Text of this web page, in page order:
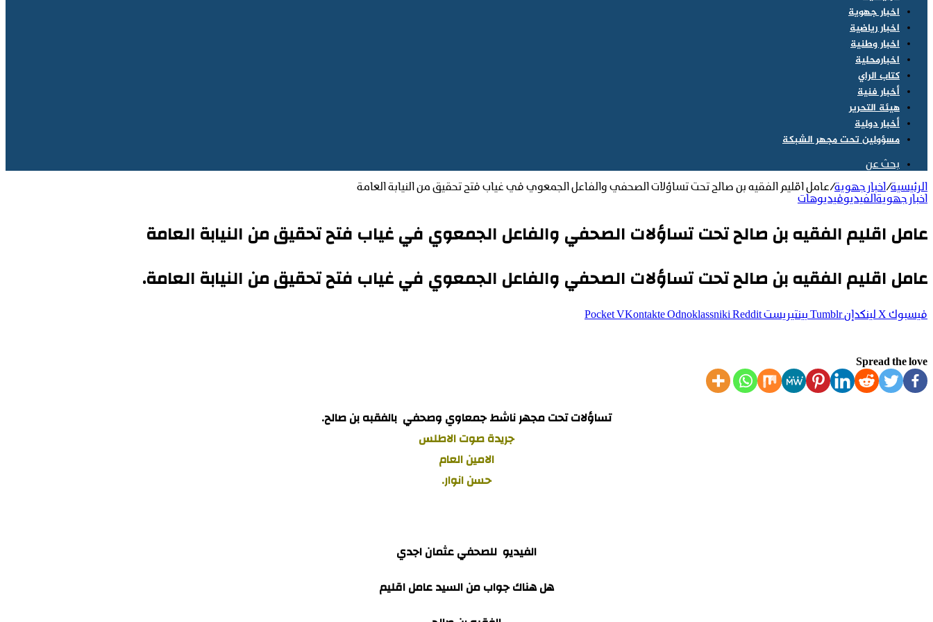
اخبار جهوية
اخبار رياضية
اخبار وطنية
اخبارمحلية
كتاب الراي
أخبار فنية
هيئة التحرير
أخبار دولية
مسؤولين تحت مجهر الشبكة
بحث عن
الرئيسية/ اخبار جهوية/عامل اقليم الفقيه بن صالح تحت تساؤلات الصحفي والفاعل الجمعوي في غياب فتح تحقيق من النيابة العامة
اخبار جهوية الفيديوفيديوهات
عامل اقليم الفقيه بن صالح تحت تساؤلات الصحفي والفاعل الجمعوي في غياب فتح تحقيق من النيابة العامة
عامل اقليم الفقيه بن صالح تحت تساؤلات الصحفي والفاعل الجمعوي في غياب فتح تحقيق من النيابة العامة.
فيسبوك‫X لينكدإن بينتيريست Odnoklassniki
‫Pocket
Spread the love
تساؤلات تحت مجهر ناشط جمعاوي وصحفي بالفقبه بن صالح.
جريدة صوت الاطلس
الامين العام
حسن انوار.
الفيديو للصحفي عثمان اجدي
هل هناك جواب من السيد عامل اقليم